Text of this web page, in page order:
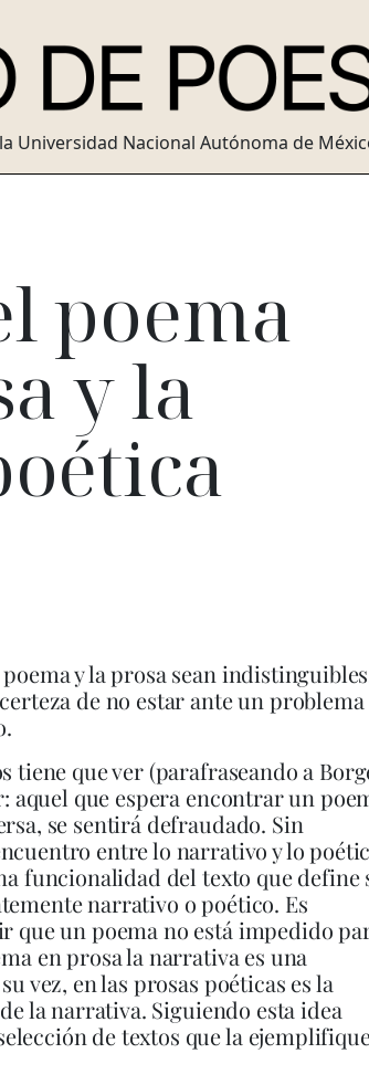
Universidad Nacional Autónoma de
poema
y la
y la prosa sean
de no estar ante un problema
tiene que ver (parafraseando a
aquel que espera encontrar un
se sentirá defraudado. Sin
entre lo narrativo y lo
funcionalidad del texto que define
narrativo o poético. Es
que un poema no está impedido
en prosa la narrativa es una
vez, en las prosas poéticas es la
la narrativa. Siguiendo esta idea
de textos que la